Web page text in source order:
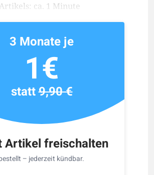
ca. 1 Minute
Artikel freischalten
– jederzeit kündbar.
3 Monate je
1€
statt9,90 €